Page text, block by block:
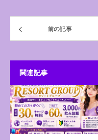
前の記事
関連記事